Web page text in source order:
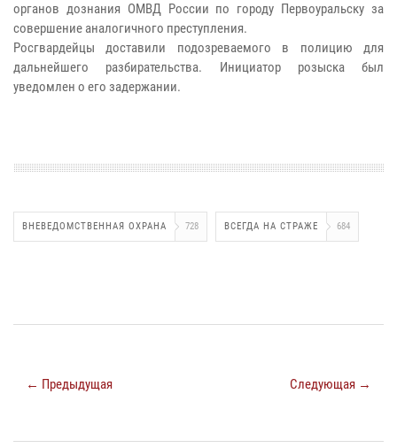
органов дознания ОМВД России по городу Первоуральску за
совершение аналогичного преступления.
Росгвардейцы доставили подозреваемого в полицию для
дальнейшего разбирательства. Инициатор розыска был
уведомлен о его задержании.
ВНЕВЕДОМСТВЕННАЯ ОХРАНА 728 ВСЕГДА НА СТРАЖЕ 684
← Предыдущая Следующая →